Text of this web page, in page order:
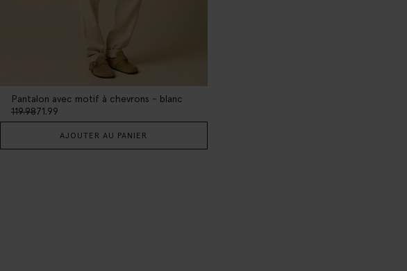
Pantalon avec motif à chevrons - blanc
119.9871.99
AJOUTER AU PANIER